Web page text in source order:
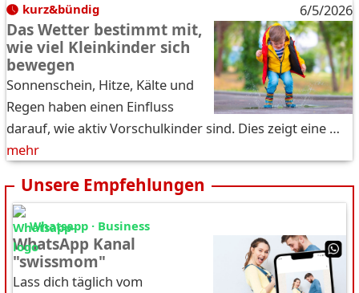
kurz&bündig 6/5/2026
Das Wetter bestimmt mit,
wie viel Kleinkinder sich
bewegen
Sonnenschein, Hitze, Kälte und
Regen haben einen Einfluss
darauf, wie aktiv Vorschulkinder sind. Dies zeigt eine …
mehr
Unsere Empfehlungen
Whatsapp · Business
WhatsApp Kanal
"swissmom"
Lass dich täglich vom